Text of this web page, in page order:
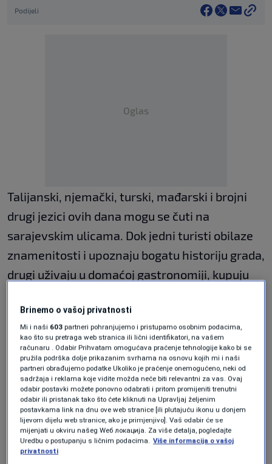
Podijeli
Oglas
Talijanski, njemački, turski, mađarski i brojni
drugi jezici ovih dana mogu se čuti na
sarajevskim ulicama. Dok jedni turisti obilaze
znamenitosti i upoznaju bogatu historiju grada,
drugi uživaju u domaćoj gastronomiji, kupuju
dugo pamtiti.
Da Sarajevo ostaje jedna od najatraktivnijih
destinacija za domaće i strane goste potvrđuju
i statistički podaci. Samo tokom aprila Kanton
Sarajevo posjetilo je gotovo 72 hiljade turista
koji su ostvarili više od 161 hiljadu noćenja.
Tokom aprila, najviše gostiju u Sarajevo stiglo
Brinemo o vašoj privatnosti
Mi i naši 603 partneri pohranjujemo i pristupamo osobnim podacima,
kao što su pretraga web stranica ili lični identifikatori, na vašem
računaru . Odabir Prihvatam omogućava praćenje tehnologije kako bi se
pružila podrška dolje prikazanim svrhama na osnovu kojih mi i naši
partneri obrađujemo podatke Ukoliko je praćenje onemogućeno, neki od
sadržaja i reklama koje vidite možda neće biti relevantni za vas. Ovaj
odabir postavki možete ponovno odabrati i pritom promijeniti trenutni
odabir ili pristanak tako što ćete kliknuti na Upravljaj željenim
postavkama link na dnu ove web stranice [ili plutajuću ikonu u donjem
lijevom dijelu web stranice, ako je primjenjivo]. Vaš odabir će se
mijenjati u okviru našeg Wеб локација. Za više detalja, pogledajte
Uredbu o postupanju s ličnim podacima. Više informacija o vašoj
privatnosti